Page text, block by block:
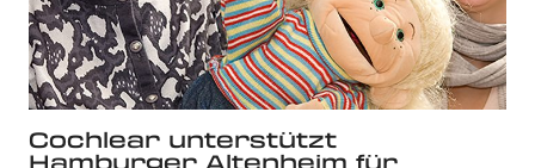
Cochlear unterstützt